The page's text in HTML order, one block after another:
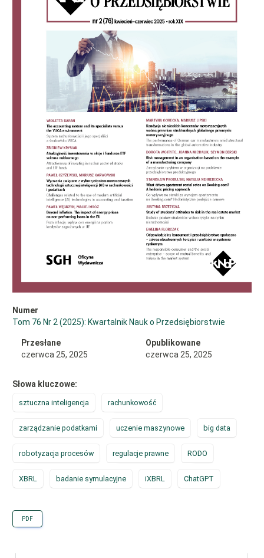
Numer
Tom 76 Nr 2 (2025): Kwartalnik Nauk o Przedsiębiorstwie
Przesłane
czerwca 25, 2025
Opublikowane
czerwca 25, 2025
Słowa kluczowe:
sztuczna inteligencja rachunkowość
zarządzanie podatkami uczenie maszynowe big data
robotyzacja procesów regulacje prawne RODO
XBRL badanie symulacyjne iXBRL ChatGPT
PDF